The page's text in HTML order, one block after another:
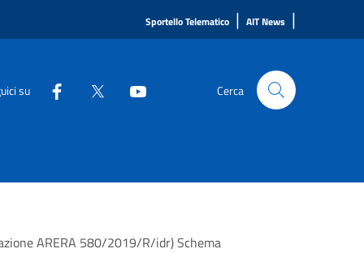
Sportello Telematico | AIT News |
su Cerca
ARERA 580/2019/R/idr) Schema